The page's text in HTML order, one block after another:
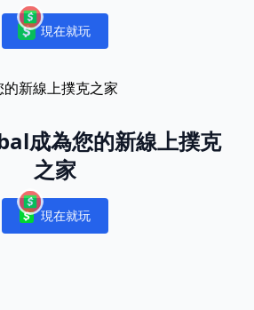
Notifications
現在就玩
成為您的新線上撲克
之家
Notifications
現在就玩